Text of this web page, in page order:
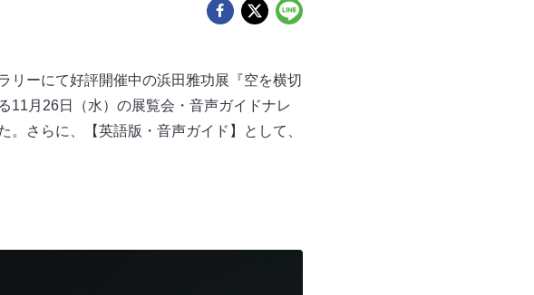
リーにて好評開催中の浜田雅功展『空を横切
11月26日（水）の展覧会・音声ガイドナレ
さらに、【英語版・音声ガイド】として、